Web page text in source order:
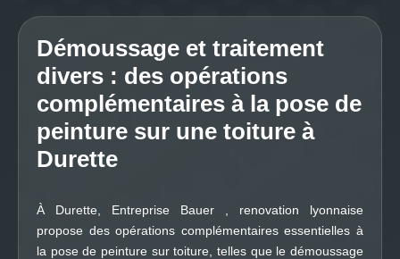
Démoussage et traitement
divers : des opérations
complémentaires à la pose de
peinture sur une toiture à
Durette
À Durette, Entreprise Bauer , renovation lyonnaise
propose des opérations complémentaires essentielles à
la pose de peinture sur toiture, telles que le démoussage